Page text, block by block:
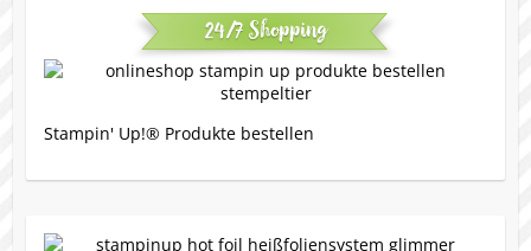
24/7 Shopping
Stampin' Up!® Produkte bestellen